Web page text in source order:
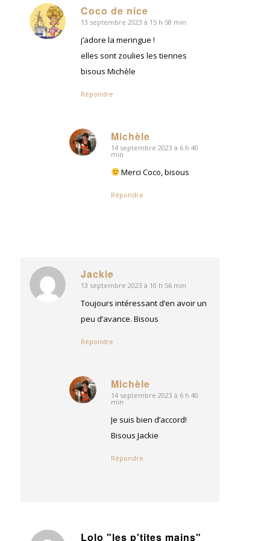
Coco de nice
dit
:
13 septembre 2023 à 15 h 58 min
j’adore la meringue !
elles sont zoulies les tiennes
bisous Michèle
Répondre
Michèle
dit
14 septembre 2023 à 6 h 40
min
Merci Coco, bisous
Répondre
Jackie
dit
:
13 septembre 2023 à 10 h 56 min
Toujours intéressant d’en avoir un
peu d’avance. Bisous
Répondre
Michèle
dit
14 septembre 2023 à 6 h 40
min
Je suis bien d’accord!
Bisous Jackie
Répondre
Lolo "les p'tites mains"